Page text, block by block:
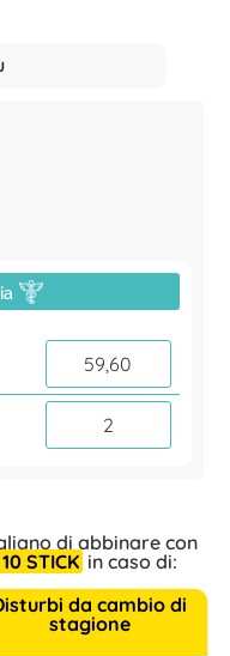
59,60
2
di abbinare con
STICK in caso di:
da cambio di
stagione